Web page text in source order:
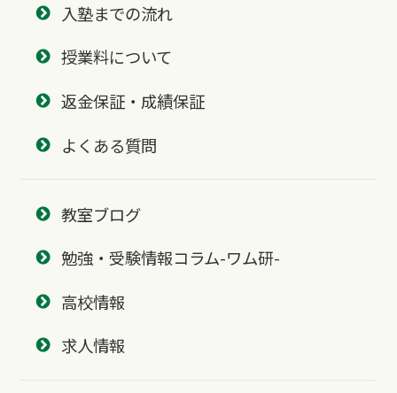
入塾までの流れ
授業料について
返金保証・成績保証
よくある質問
教室ブログ
勉強・受験情報コラム-ワム研-
高校情報
求人情報